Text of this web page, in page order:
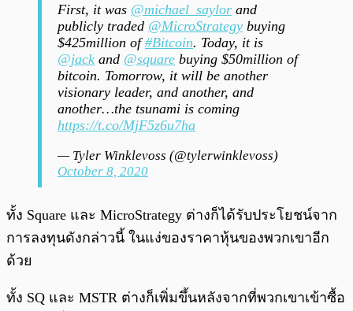
First, it was @michael_saylor and
publicly traded @MicroStrategy buying
$425million of#Bitcoin. Today, it is
@jack and @square buying $50million of
bitcoin. Tomorrow, it will be another
visionary leader, and another, and
another…the tsunami is coming
https://t.co/MjF5z6u7ha
— Tyler Winklevoss (@tylerwinklevoss)
October 8, 2020
ทั้ง Square และ MicroStrategy ต่างก็ได้รับประโยชน์จาก
การลงทุนดังกล่าวนี้ ในแง่ของราคาหุ้นของพวกเขาอีก
ด้วย
ทั้ง SQ และ MSTR ต่างก็เพิ่มขึ้นหลังจากที่พวกเขาเข้าซื้อ